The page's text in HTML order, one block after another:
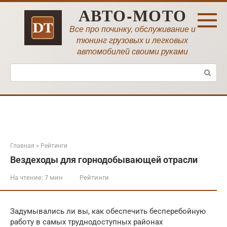
Перейти
АВТО-МОТО
Все про починку, обслуживание и
тюнинг грузовых и легковых
автомобилей своими руками
Поиск:
Главная » Рейтинги
Вездеходы для горнодобывающей отрасли
На чтение: 7 мин Рейтинги
Задумывались ли вы, как обеспечить бесперебойную
работу в самых труднодоступных районах